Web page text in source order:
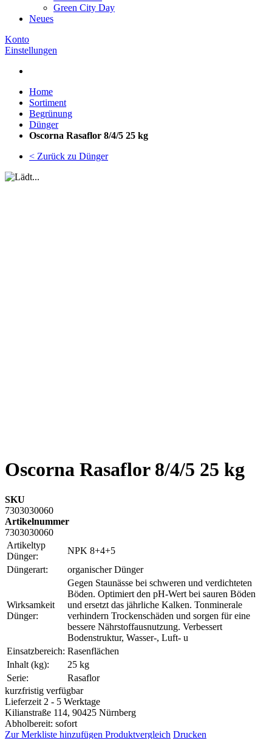
Green City Day
Neues
Konto
Einstellungen
Home
Sortiment
Begrünung
Dünger
Oscorna Rasaflor 8/4/5 25 kg
< Zurück zu Dünger
Oscorna Rasaflor 8/4/5 25 kg
SKU
7303030060
Artikelnummer
7303030060
Artikeltyp
Dünger:
NPK 8+4+5
Düngerart:
organischer Dünger
Wirksamkeit
Dünger:
Gegen Staunässe bei schweren und verdichteten
Böden. Optimiert den pH-Wert bei sauren Böden
und ersetzt das jährliche Kalken. Tonminerale
verhindern Trockenschäden und sorgen für eine
bessere Nährstoffausnutzung. Verbessert
Bodenstruktur, Wasser-, Luft- u
Einsatzbereich: Rasenflächen
Inhalt (kg):
25 kg
Serie:
Rasaflor
kurzfristig verfügbar
Lieferzeit 2 - 5 Werktage
Kilianstraße 114, 90425 Nürnberg
Abholbereit: sofort
Zur Merkliste hinzufügen Produktvergleich Drucken